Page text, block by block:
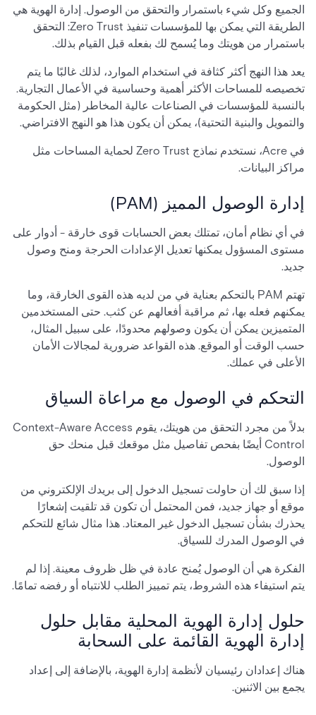
الجميع وكل شيء باستمرار والتحقق من الوصول. إدارة الهوية هي
الطريقة التي يمكن بها للمؤسسات تنفيذ Zero Trust: التحقق
باستمرار من هويتك وما يُسمح لك بفعله قبل القيام بذلك.
يعد هذا النهج أكثر كثافة في استخدام الموارد، لذلك غالبًا ما يتم
تخصيصه للمساحات الأكثر أهمية وحساسية في الأعمال التجارية.
بالنسبة للمؤسسات في الصناعات عالية المخاطر (مثل الحكومة
والتمويل والبنية التحتية)، يمكن أن يكون هذا هو النهج الافتراضي.
في Acre، نستخدم نماذج Zero Trust لحماية المساحات مثل
مراكز البيانات.
إدارة الوصول المميز (PAM)
في أي نظام أمان، تمتلك بعض الحسابات قوى خارقة - أدوار على
مستوى المسؤول يمكنها تعديل الإعدادات الحرجة ومنح وصول
جديد.
تهتم PAM بالتحكم بعناية في من لديه هذه القوى الخارقة، وما
يمكنهم فعله بها، ثم مراقبة أفعالهم عن كثب. حتى المستخدمين
المتميزين يمكن أن يكون وصولهم محدودًا، على سبيل المثال،
حسب الوقت أو الموقع. هذه القواعد ضرورية لمجالات الأمان
الأعلى في عملك.
التحكم في الوصول مع مراعاة السياق
بدلاً من مجرد التحقق من هويتك، يقوم Context-Aware Access
Control أيضًا بفحص تفاصيل مثل موقعك قبل منحك حق
الوصول.
إذا سبق لك أن حاولت تسجيل الدخول إلى بريدك الإلكتروني من
موقع أو جهاز جديد، فمن المحتمل أن تكون قد تلقيت إشعارًا
يحذرك بشأن تسجيل الدخول غير المعتاد. هذا مثال شائع للتحكم
في الوصول المدرك للسياق.
الفكرة هي أن الوصول يُمنح عادة في ظل ظروف معينة. إذا لم
يتم استيفاء هذه الشروط، يتم تمييز الطلب للانتباه أو رفضه تمامًا.
حلول إدارة الهوية المحلية مقابل حلول
إدارة الهوية القائمة على السحابة
هناك إعدادان رئيسيان لأنظمة إدارة الهوية، بالإضافة إلى إعداد
يجمع بين الاثنين.